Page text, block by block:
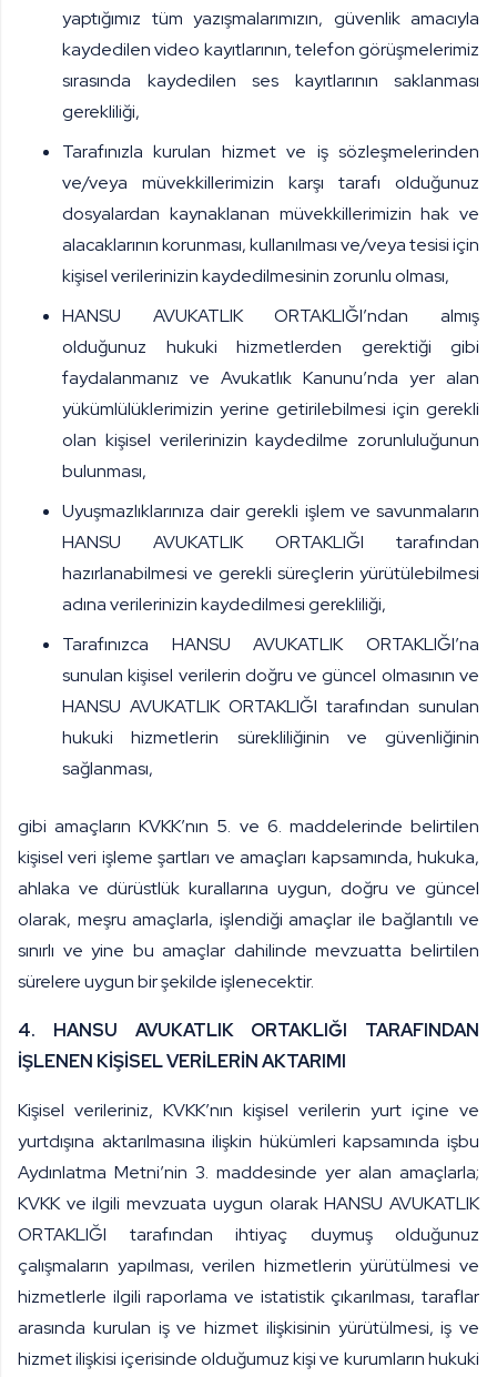
yaptığımız tüm yazışmalarımızın, güvenlik amacıyla
kaydedilen video kayıtlarının, telefon görüşmelerimiz
sırasında kaydedilen ses kayıtlarının saklanması
gerekliliği,
Tarafınızla kurulan hizmet ve iş sözleşmelerinden
ve/veya müvekkillerimizin karşı tarafı olduğunuz
dosyalardan kaynaklanan müvekkillerimizin hak ve
alacaklarının korunması, kullanılması ve/veya tesisi için
kişisel verilerinizin kaydedilmesinin zorunlu olması,
HANSU AVUKATLIK ORTAKLIĞI’ndan almış
olduğunuz hukuki hizmetlerden gerektiği gibi
faydalanmanız ve Avukatlık Kanunu’nda yer alan
yükümlülüklerimizin yerine getirilebilmesi için gerekli
olan kişisel verilerinizin kaydedilme zorunluluğunun
bulunması,
Uyuşmazlıklarınıza dair gerekli işlem ve savunmaların
HANSU AVUKATLIK ORTAKLIĞI tarafından
hazırlanabilmesi ve gerekli süreçlerin yürütülebilmesi
adına verilerinizin kaydedilmesi gerekliliği,
Tarafınızca HANSU AVUKATLIK ORTAKLIĞI’na
sunulan kişisel verilerin doğru ve güncel olmasının ve
HANSU AVUKATLIK ORTAKLIĞI tarafından sunulan
hukuki hizmetlerin sürekliliğinin ve güvenliğinin
sağlanması,
gibi amaçların KVKK’nın 5. ve 6. maddelerinde belirtilen
kişisel veri işleme şartları ve amaçları kapsamında, hukuka,
ahlaka ve dürüstlük kurallarına uygun, doğru ve güncel
olarak, meşru amaçlarla, işlendiği amaçlar ile bağlantılı ve
sınırlı ve yine bu amaçlar dahilinde mevzuatta belirtilen
sürelere uygun bir şekilde işlenecektir.
4. HANSU AVUKATLIK ORTAKLIĞI TARAFINDAN
İŞLENEN KİŞİSEL VERİLERİN AKTARIMI
Kişisel verileriniz, KVKK’nın kişisel verilerin yurt içine ve
yurtdışına aktarılmasına ilişkin hükümleri kapsamında işbu
Aydınlatma Metni’nin 3. maddesinde yer alan amaçlarla;
KVKK ve ilgili mevzuata uygun olarak HANSU AVUKATLIK
ORTAKLIĞI tarafından ihtiyaç duymuş olduğunuz
çalışmaların yapılması, verilen hizmetlerin yürütülmesi ve
hizmetlerle ilgili raporlama ve istatistik çıkarılması, taraflar
arasında kurulan iş ve hizmet ilişkisinin yürütülmesi, iş ve
hizmet ilişkisi içerisinde olduğumuz kişi ve kurumların hukuki